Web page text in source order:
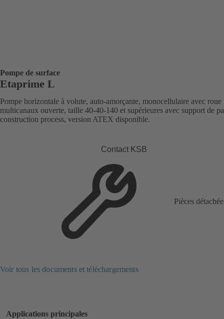
Pompe de surface
Etaprime L
Pompe horizontale à volute, auto-amorçante, monocellulaire avec roue
multicanaux ouverte, taille 40-40-140 et supérieures avec support de
construction process, version ATEX disponible.
Contact KSB
Pièces
Voir tous les documents et téléchargements
Applications principales